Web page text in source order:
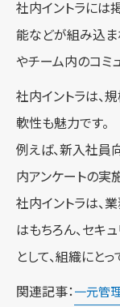
社内イントラには
能などが組み込ま
やチーム内のコミ
社内イントラは、
軟性も魅力です。
例えば、新入社員
内アンケートの実
社内イントラは、
はもちろん、セキ
として、組織にと
関連記事： 一元管